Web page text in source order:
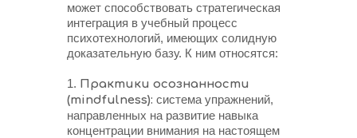
может способствовать стратегическая
интеграция в учебный процесс
психотехнологий, имеющих солидную
доказательную базу. К ним относятся:
1. Практики осознанности
(mindfulness): система упражнений,
направленных на развитие навыка
концентрации внимания на настоящем